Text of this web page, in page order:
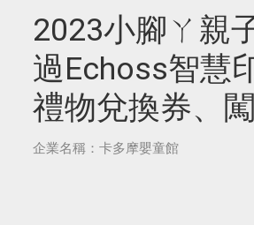
2023小腳ㄚ親
過Echoss智慧
禮物兌換券、
企業名稱：卡多摩嬰童館